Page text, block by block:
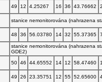
49 12 4.25267 16 36 43.76662
stanice nemonitorována (nahrazena
48 36 56.03780 14 32 55.37365
stanice nemonitorována (nahrazena
GDE2)
50 46 44.65552 14 12 58.47460
49 26 23.35751 12 55 52.65600